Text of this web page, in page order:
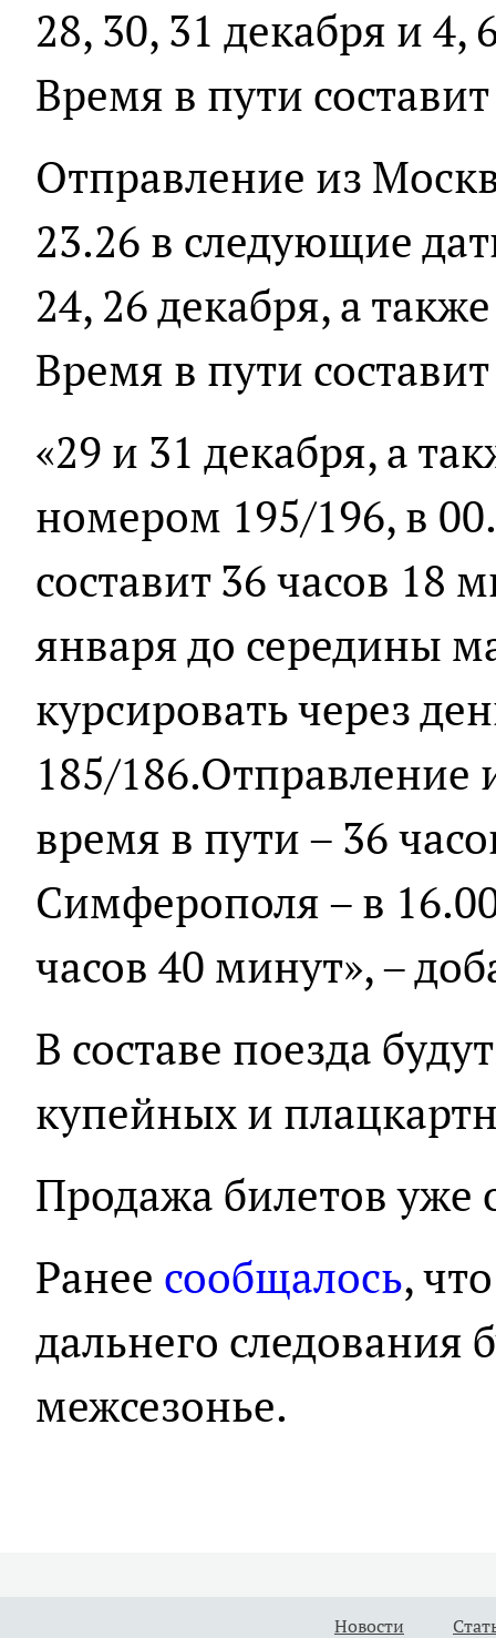
28, 30, 31 декабря и 4,
Время в пути
Отправление из
23.26 в следующие
24, 26 декабря, а
Время в пути
«29 и 31 декабря, а
номером 195/196, в
составит 36 часов 18
января до середины
курсировать через
185/186.Отправление
время в пути – 36
Симферополя – в
часов 40 минут», –
В составе поезда
купейных и
Продажа билетов уже
Ранее сообщалось,
дальнего следования
межсезонье.
Новости